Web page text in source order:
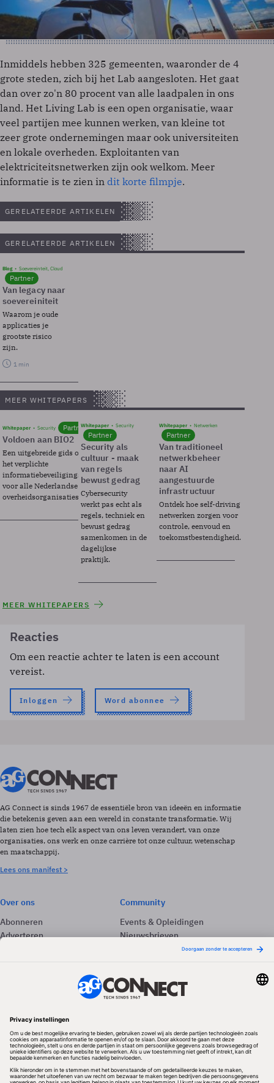
Inmiddels hebben 325 gemeenten, waaronder de 4
grote steden, zich bij het Lab aangesloten. Het gaat
dan over zo'n 80 procent van alle laadpalen in ons
land. Het Living Lab is een open organisatie, waar
veel partijen mee kunnen werken, van kleine tot
zeer grote ondernemingen maar ook universiteiten
en lokale overheden. Exploitanten van
elektriciteitsnetwerken zijn ook welkom. Meer
informatie is te zien in dit korte filmpje.
GERELATEERDE ARTIKELEN
GERELATEERDE ARTIKELEN
Blog Soevereinteit, Cloud
Partner
Van legacy naar
soevereiniteit
Waarom je oude
applicaties je
grootste risico
zijn.
1 min
MEER WHITEPAPERS
Whitepaper Security Partner
Voldoen aan BIO2
Een uitgebreide gids over BIO2,
het verplichte
informatiebeveiligingsframework
voor alle Nederlandse
overheidsorganisaties.
Whitepaper Security
Partner
Security als
cultuur - maak
van regels
bewust gedrag
Cybersecurity
werkt pas echt als
regels, techniek en
bewust gedrag
samenkomen in de
dagelijkse
praktijk.
Whitepaper Netwerken
Partner
Van traditioneel
netwerkbeheer
naar AI
aangestuurde
infrastructuur
Ontdek hoe self-driving
netwerken zorgen voor
controle, eenvoud en
toekomstbestendigheid.
MEER WHITEPAPERS
Reacties
Om een reactie achter te laten is een account
vereist.
Inloggen Word abonnee
AG Connect is sinds 1967 de essentiële bron van ideeën en informatie
die betekenis geven aan een wereld in constante transformatie. Wij
laten zien hoe tech elk aspect van ons leven verandert, van onze
organisaties, ons werk en onze carrière tot onze cultuur, wetenschap
en maatschappij.
Lees ons manifest >
Over ons
Abonneren
Adverteren
Community
Events & Opleidingen
Nieuwsbrieven
Volg ons
Redactionele partner